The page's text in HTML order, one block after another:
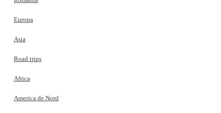
Europa
Asia
Road trips
Africa
America de Nord